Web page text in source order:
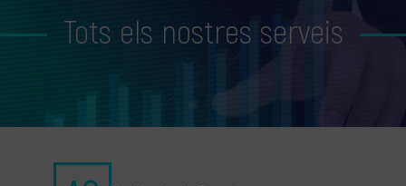
Tots els nostres serveis